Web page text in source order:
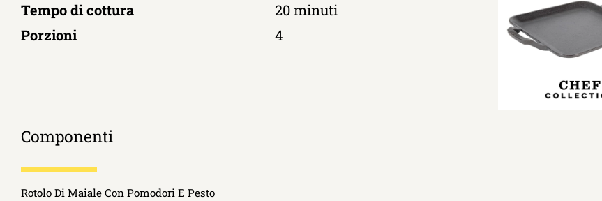
Tempo di cottura
20 minuti
Porzioni
4
Componenti
Rotolo Di Maiale Con Pomodori E Pesto